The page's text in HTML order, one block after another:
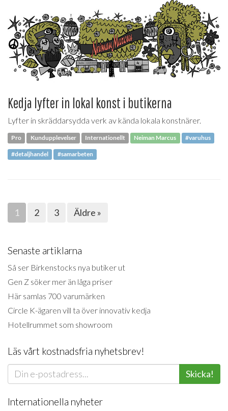
Kedja lyfter in lokal konst i butikerna
Lyfter in skräddarsydda verk av kända lokala konstnärer.
Pro Kundupplevelser Internationellt Neiman Marcus #varuhus
#detaljhandel #samarbeten
1 2 3 Äldre »
Senaste artiklarna
Så ser Birkenstocks nya butiker ut
Gen Z söker mer än låga priser
Här samlas 700 varumärken
Circle K-ägaren vill ta över innovativ kedja
Hotellrummet som showroom
Läs vårt kostnadsfria nyhetsbrev!
Skicka!
Internationella nyheter